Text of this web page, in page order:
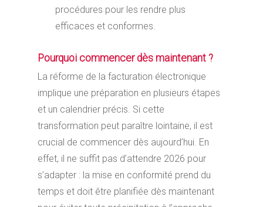
procédures pour les rendre plus
efficaces et conformes.
Pourquoi commencer dès maintenant ?
La réforme de la facturation électronique
implique une préparation en plusieurs étapes
et un calendrier précis. Si cette
transformation peut paraître lointaine, il est
crucial de commencer dès aujourd’hui. En
effet, il ne suffit pas d’attendre 2026 pour
s’adapter : la mise en conformité prend du
temps et doit être planifiée dès maintenant